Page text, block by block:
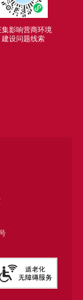
集影响营商环境
建设问题线索